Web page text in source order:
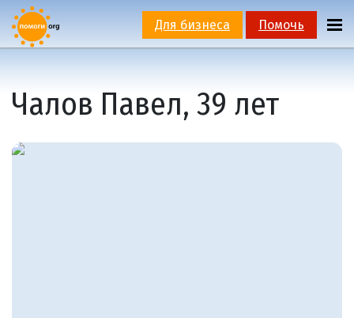
Для бизнеса Помочь
Чалов Павел, 39 лет